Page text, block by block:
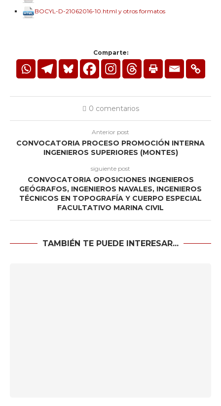
BOCYL-D-21062016-10.html y otros formatos
Comparte:
0 comentarios
Anterior post
CONVOCATORIA PROCESO PROMOCIÓN INTERNA
INGENIEROS SUPERIORES (MONTES)
siguiente post
CONVOCATORIA OPOSICIONES INGENIEROS
GEÓGRAFOS, INGENIEROS NAVALES, INGENIEROS
TÉCNICOS EN TOPOGRAFÍA Y CUERPO ESPECIAL
FACULTATIVO MARINA CIVIL
TAMBIÉN TE PUEDE INTERESAR...